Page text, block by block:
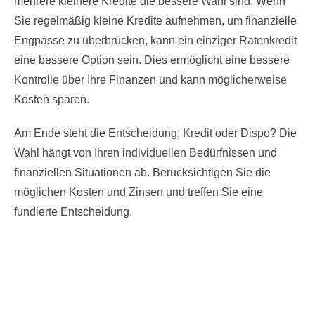
Sie regelmäßig kleine Kredite aufnehmen, um finanzielle
Engpässe zu überbrücken, kann ein einziger Ratenkredit
eine bessere Option sein. Dies ermöglicht eine bessere
Kontrolle über Ihre Finanzen und kann möglicherweise
Kosten sparen.
Am Ende steht die Entscheidung: Kredit oder Dispo? Die
Wahl hängt von Ihren individuellen Bedürfnissen und
finanziellen Situationen ab. Berücksichtigen Sie die
möglichen Kosten und Zinsen und treffen Sie eine
fundierte Entscheidung.